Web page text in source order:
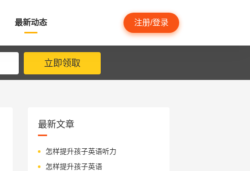
最新动态 注册/登录
立即领取
最新文章
怎样提升孩子英语听力
怎样提升孩子英语